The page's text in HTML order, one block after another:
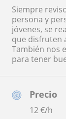
Precio
12€/h
Siempre
persona y
jóvenes, se
que disfruten
También nos
para tener